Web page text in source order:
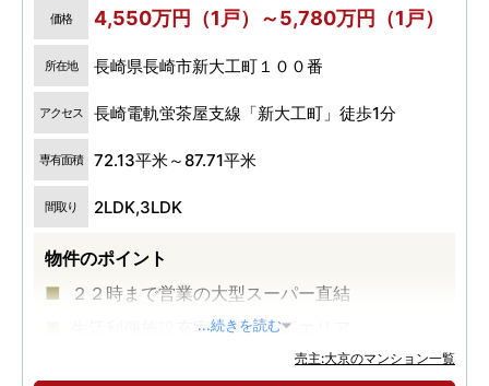
価格 4,550万円（1戸）～5,780万円（1戸）
所在地 長崎県長崎市新大工町１００番
アクセス 長崎電軌蛍茶屋支線「新大工町」徒歩1分
専有面積 72.13平米～87.71平米
間取り 2LDK,3LDK
物件のポイント
２２時まで営業の大型スーパー直結
生活利便施設充実の新大工町エリア
「新大工町」電停徒歩１分、長崎電気軌道３系
...続きを読む
売主:大京のマンション一覧